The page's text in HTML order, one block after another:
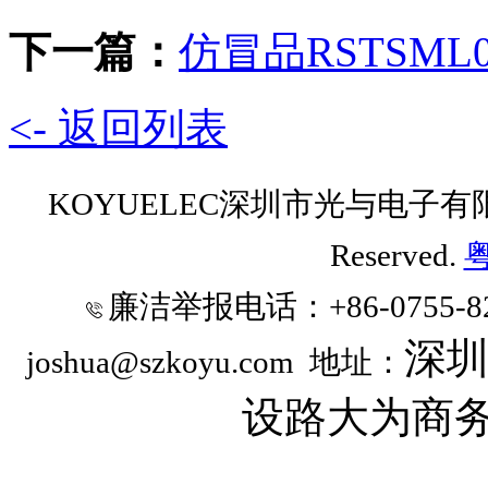
下一篇： 仿冒品
<- 返回列表
KOYUELEC深圳市光与电子
Reserved.
廉洁举报电话 ：+86-0755-
joshua@szkoyu.com 地址： 深
设路大为商